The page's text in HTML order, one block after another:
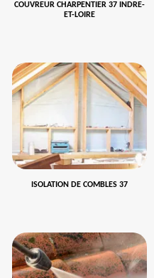
COUVREUR CHARPENTIER 37 INDRE-
ET-LOIRE
ISOLATION DE COMBLES 37